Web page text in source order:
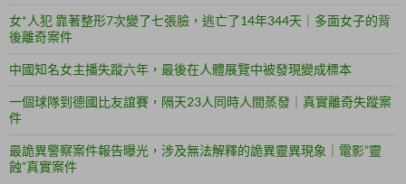
女*人犯 靠著整形7次變了七張臉，逃亡了14年344天｜多面女子的背
後離奇案件
中國知名女主播失蹤六年，最後在人體展覽中被發現變成標本
一個球隊到德國比友誼賽，隔天23人同時人間蒸發｜真實離奇失蹤案
件
最詭異警察案件報告曝光，涉及無法解釋的詭異靈異現象｜電影”靈
蝕”真實案件